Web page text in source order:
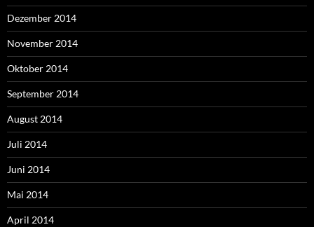
Dezember 2014
November 2014
Oktober 2014
September 2014
August 2014
Juli 2014
Juni 2014
Mai 2014
April 2014